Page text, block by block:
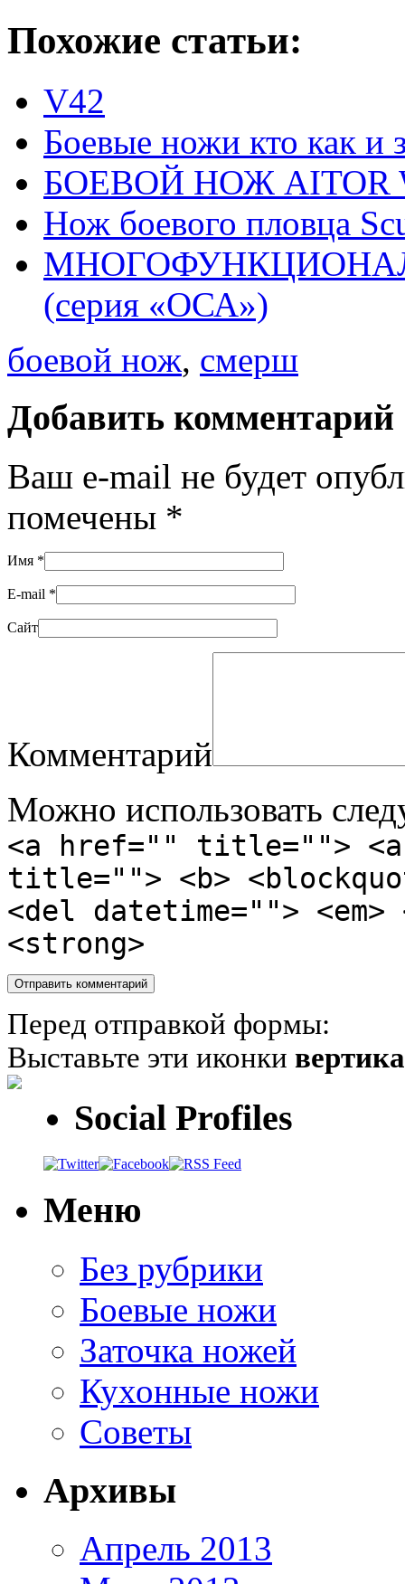
Похожие статьи:
V42
Боевые ножи кто как и
БОЕВОЙ НОЖ AITOR
Нож боевого пловца
(серия «ОСА»)
боевой нож, смерш
Добавить комментарий
Ваш e-mail не будет
помечены *
Имя *
E-mail *
Сайт
Комментарий
Можно использовать
<a href="" title="">
title=""> <b>
<del datetime="">
<strong>
Перед отправкой формы:
Выставьте эти иконки
Social Profiles
Меню
Без рубрики
Боевые ножи
Заточка ножей
Кухонные ножи
Советы
Архивы
Апрель 2013